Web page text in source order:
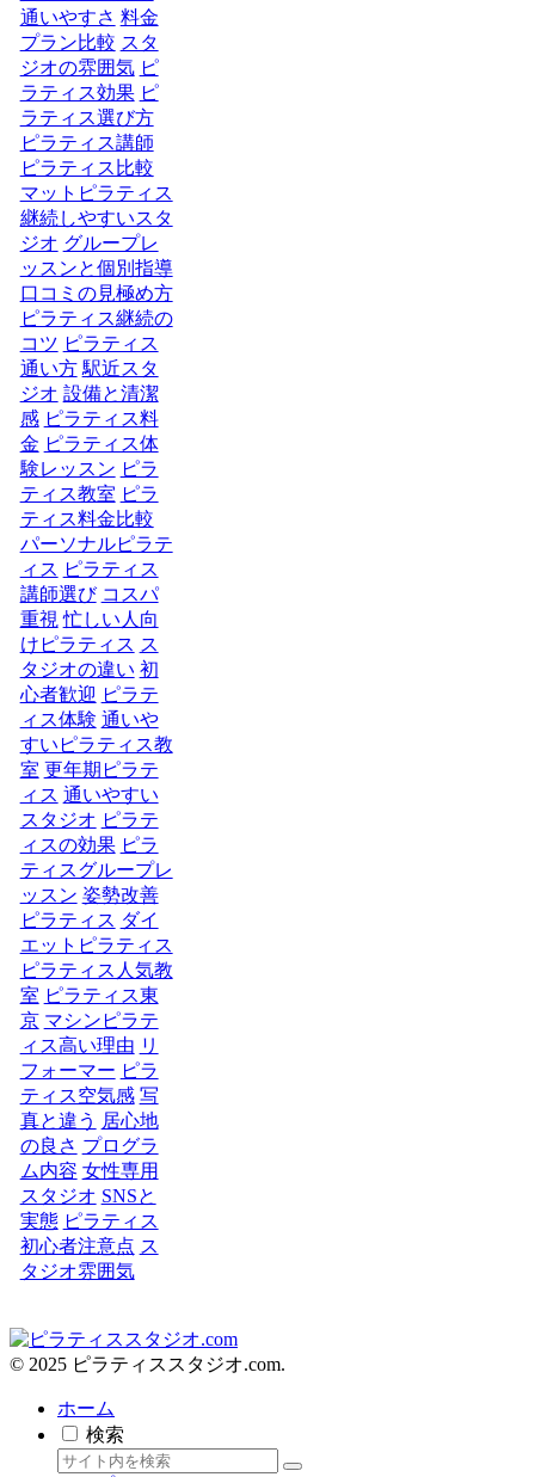
通いやすさ 料金
プラン比較 スタ
ジオの雰囲気 ピ
ラティス効果 ピ
ラティス選び方
ピラティス講師
ピラティス比較
マットピラティス
継続しやすいスタ
ジオ グループレ
ッスンと個別指導
口コミの見極め方
ピラティス継続の
コツ ピラティス
通い方 駅近スタ
ジオ 設備と清潔
感 ピラティス料
金 ピラティス体
験レッスン ピラ
ティス教室 ピラ
ティス料金比較
パーソナルピラテ
ィス ピラティス
講師選び コスパ
重視 忙しい人向
けピラティス ス
タジオの違い 初
心者歓迎 ピラテ
ィス体験 通いや
すいピラティス教
室 更年期ピラテ
ィス 通いやすい
スタジオ ピラテ
ィスの効果 ピラ
ティスグループレ
ッスン 姿勢改善
ピラティス ダイ
エットピラティス
ピラティス人気教
室 ピラティス東
京 マシンピラテ
ィス高い理由 リ
フォーマー ピラ
ティス空気感 写
真と違う 居心地
の良さ プログラ
ム内容 女性専用
スタジオ SNSと
実態 ピラティス
初心者注意点 ス
タジオ雰囲気
© 2025 ピラティススタジオ.com.
ホーム
検索